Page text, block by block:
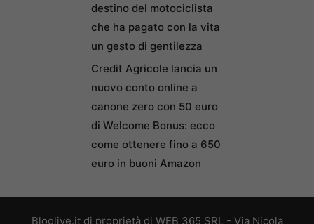
destino del motociclista
che ha pagato con la vita
un gesto di gentilezza
Credit Agricole lancia un
nuovo conto online a
canone zero con 50 euro
di Welcome Bonus: ecco
come ottenere fino a 650
euro in buoni Amazon
Bloglive.it di proprietà di WEB 365 SRL - Via Nicola